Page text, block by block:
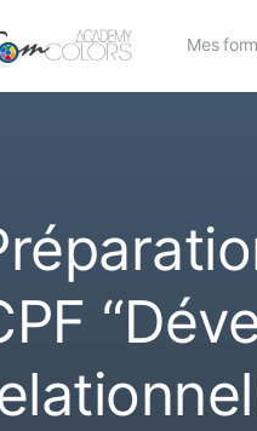
Mes